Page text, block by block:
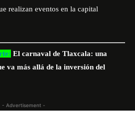
realizan eventos en la capital
El carnaval de Tlaxcala: una
va más allá de la inversión del
- Advertisement -